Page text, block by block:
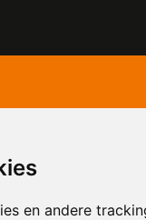
en andere